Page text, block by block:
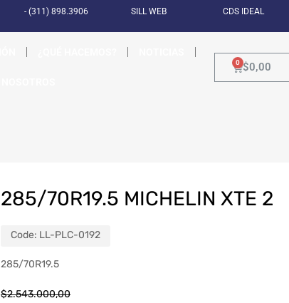
- (311) 898.3906 SILL WEB CDS IDEAL
$0,00
285/70R19.5 MICHELIN XTE 2
Code: LL-PLC-0192
285/70R19.5
$2.543.000,00